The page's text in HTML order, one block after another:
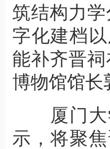
筑结构力
字化建档
能补齐晋
博物馆馆长
厦门大
示，将聚